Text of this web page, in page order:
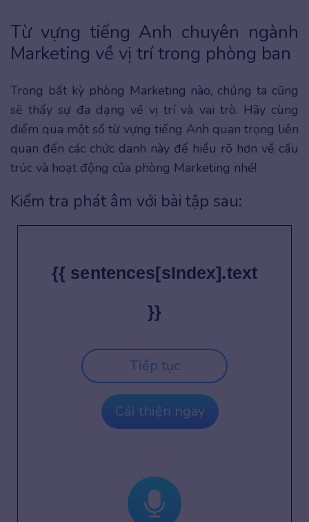
Từ vựng tiếng Anh chuyên ngành
Marketing về vị trí trong phòng ban
Trong bất kỳ phòng Marketing nào, chúng ta cũng
sẽ thấy sự đa dạng về vị trí và vai trò. Hãy cùng
điểm qua một số từ vựng tiếng Anh quan trọng liên
quan đến các chức danh này để hiểu rõ hơn về cấu
trúc và hoạt động của phòng Marketing nhé!
Kiểm tra phát âm với bài tập sau:
{{ sentences[sIndex].text
}}
Tiếp tục
Cải thiện ngay